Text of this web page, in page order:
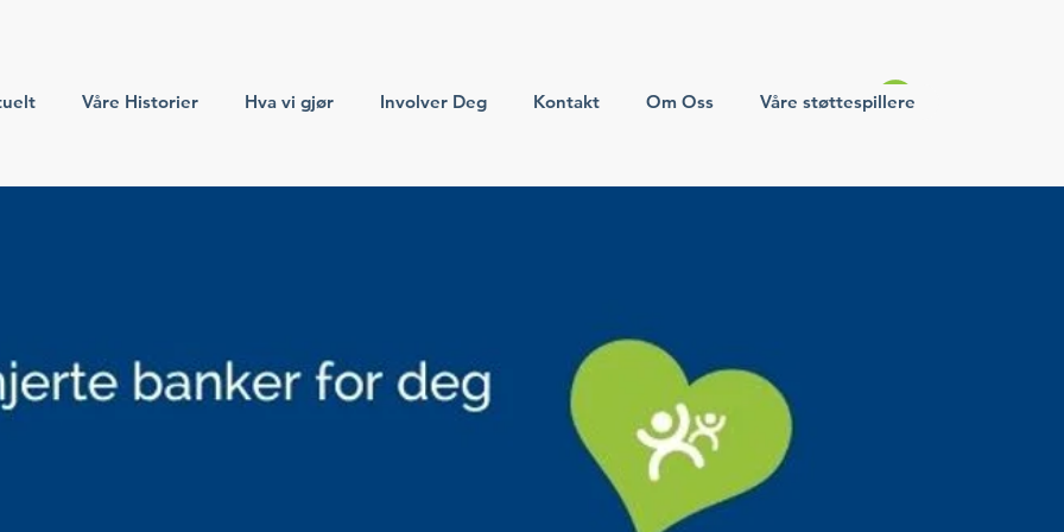
Våre Historier Hva vi gjør Involver Deg Kontakt Om Oss Våre støttespillere